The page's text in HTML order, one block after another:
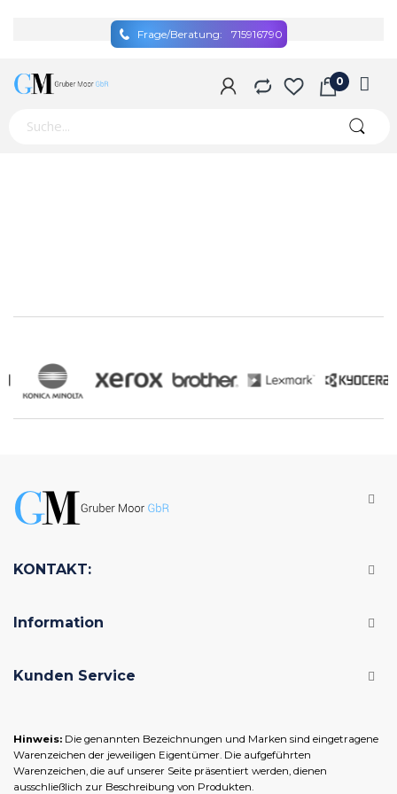
Frage/Beratung: 715916790
KONTAKT:
Information
Kunden Service
Hinweis: Die genannten Bezeichnungen und Marken sind eingetragene
Warenzeichen der jeweiligen Eigentümer. Die aufgeführten
Warenzeichen, die auf unserer Seite präsentiert werden, dienen
ausschließlich zur Beschreibung von Produkten.